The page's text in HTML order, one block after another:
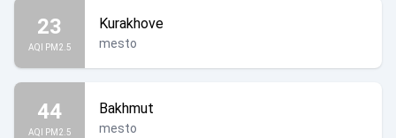
23
AQI PM2.5
Kurakhove
mesto
44
AQI PM2.5
Bakhmut
mesto